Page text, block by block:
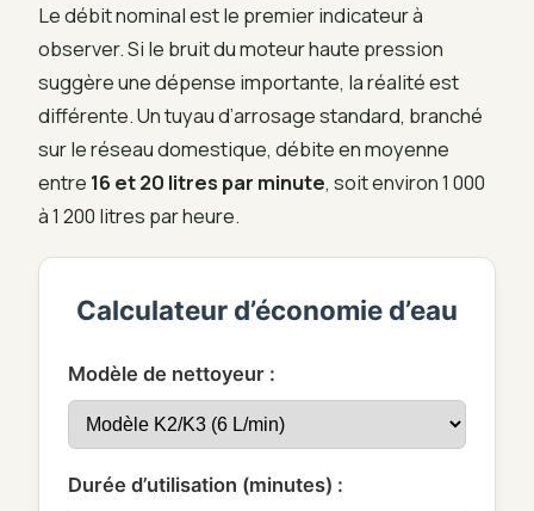
Le débit nominal est le premier indicateur à
observer. Si le bruit du moteur haute pression
suggère une dépense importante, la réalité est
différente. Un tuyau d’arrosage standard, branché
sur le réseau domestique, débite en moyenne
entre 16 et 20 litres par minute, soit environ 1 000
à 1 200 litres par heure.
Calculateur d’économie d’eau
Modèle de nettoyeur :
Durée d’utilisation (minutes) :